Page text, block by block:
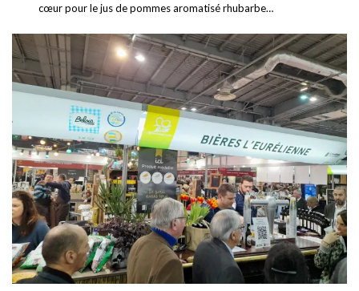
cœur pour le jus de pommes aromatisé rhubarbe…